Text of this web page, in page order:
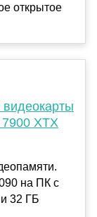
открытое
XTX
на ПК с
32 ГБ